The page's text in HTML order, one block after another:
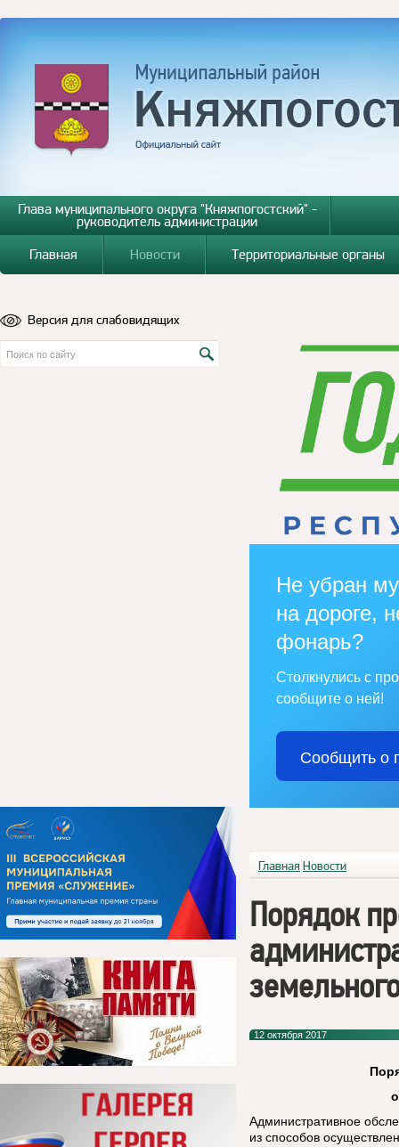
Глава муниципального округа "Княжпогостский" -
руководитель администрации
Главная
Новости Территориальные органы
Версия для слабовидящих
Не убран
на дороге,
фонарь?
Столкнулись с
сообщите о ней!
Сообщить о
Главная Новости
Порядок
12 октября 2017
Административное
из способов